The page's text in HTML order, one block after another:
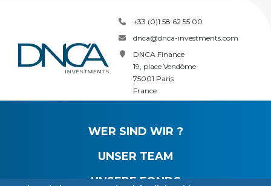
+33 (0)1 58 62 55 00
dnca@dnca-investments.com
DNCA Finance
19, place Vendôme
75001 Paris
France
WER SIND WIR ?
UNSER TEAM
UNSERE FONDS